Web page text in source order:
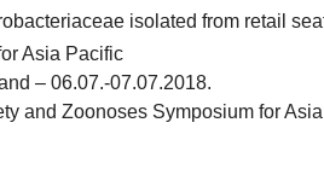
isolated from retail
Asia Pacific
– 06.07.-07.07.2018.
and Zoonoses Symposium for